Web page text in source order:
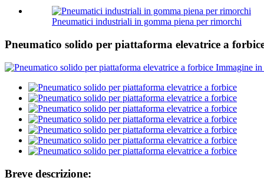
Pneumatici industriali in gomma piena per rimorchi
Pneumatico solido per piattaforma elevatrice a
Breve descrizione: